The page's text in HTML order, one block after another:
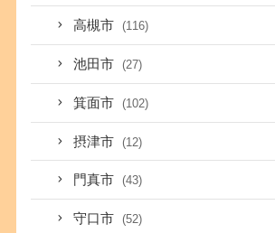
高槻市 (116)
池田市 (27)
箕面市 (102)
摂津市 (12)
門真市 (43)
守口市 (52)